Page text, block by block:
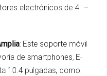
electrónicos de 4" –
: Este soporte móvil
de smartphones, E-
10.4 pulgadas, como: